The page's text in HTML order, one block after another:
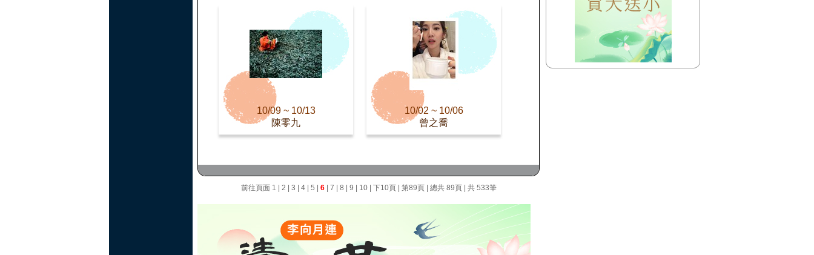
10/09 ~ 10/13
陳零九
10/02 ~ 10/06
曾之喬
前往頁面 1 2 3 4| 5 6| 7 8 9 10| 下10頁| 第89頁| 總共 89頁 | 共 533筆